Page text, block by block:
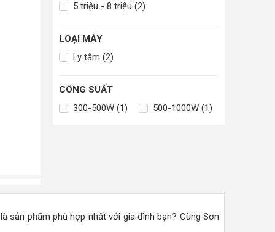
5 triệu - 8 triệu (2)
LOẠI MÁY
Ly tâm (2)
CÔNG SUẤT
300-500W (1)
500-1000W (1)
sản phẩm phù hợp nhất với gia đình bạn? Cùng Sơn